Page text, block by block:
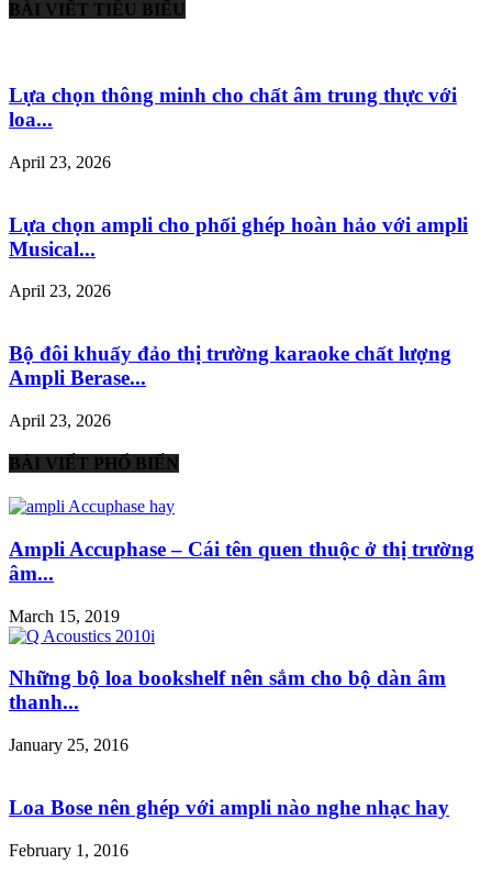
BÀI VIẾT TIÊU BIỂU
Lựa chọn thông minh cho chất âm trung thực với
loa...
April 23, 2026
Lựa chọn ampli cho phối ghép hoàn hảo với ampli
Musical...
April 23, 2026
Bộ đôi khuấy đảo thị trường karaoke chất lượng
Ampli Berase...
April 23, 2026
BÀI VIẾT PHỔ BIẾN
Ampli Accuphase – Cái tên quen thuộc ở thị trường
âm...
March 15, 2019
Những bộ loa bookshelf nên sắm cho bộ dàn âm
thanh...
January 25, 2016
Loa Bose nên ghép với ampli nào nghe nhạc hay
February 1, 2016